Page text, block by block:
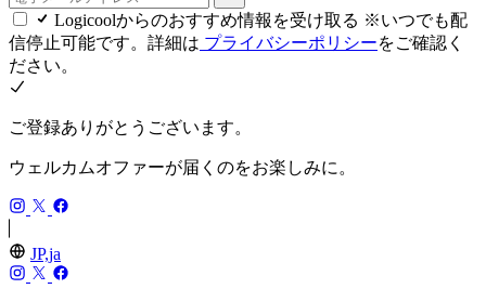
Logicoolからのおすすめ情報を受け取る ※いつでも配
信停止可能です。詳細は プライバシーポリシーをご確認く
ださい。
ご登録ありがとうございます。
ウェルカムオファーが届くのをお楽しみに。
JP,ja